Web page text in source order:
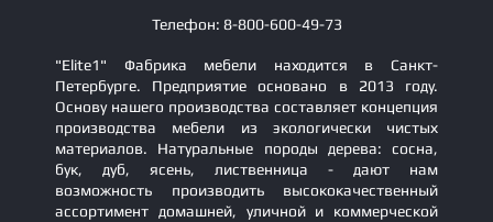
Телефон: 8-800-600-49-73
"Elite1" Фабрика мебели находится в Санкт-
Петербурге. Предприятие основано в 2013 году.
Основу нашего производства составляет концепция
производства мебели из экологически чистых
материалов. Натуральные породы дерева: сосна,
бук, дуб, ясень, лиственница - дают нам
возможность производить высококачественный
ассортимент домашней, уличной и коммерческой